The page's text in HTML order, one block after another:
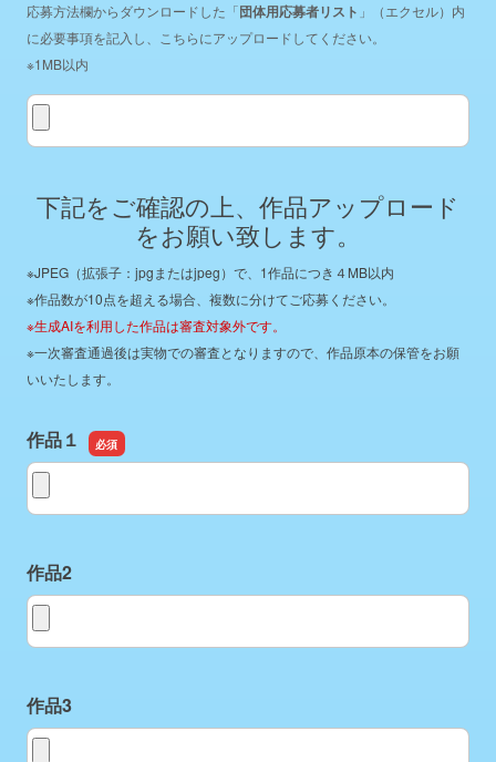
応募方法欄からダウンロードした「団体用応募者リスト 」（エクセル）内
に必要事項を記入し、こちらにアップロードしてください。
※1MB以内
団体用応募者リスト アップロード
下記をご確認の上、作品アップロード
をお願い致します。
※JPEG（拡張子：jpgまたはjpeg）で、1作品につき４MB以内
※作品数が10点を超える場合、複数に分けてご応募ください。
※生成AIを利用した作品は審査対象外です。
※一次審査通過後は実物での審査となりますので、作品原本の保管をお願
いいたします。
作品１
作品１
作品2
作品2
作品3
作品3